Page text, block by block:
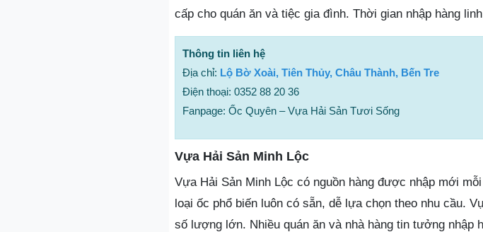
cấp cho quán ăn và tiệc gia đình. Thời gian nhập hàng
Thông tin liên hệ
Địa chỉ: Lộ Bờ Xoài, Tiên Thủy, Châu Thành, Bến Tre
Điện thoại: 0352 88 20 36
Fanpage: Ốc Quyên – Vựa Hải Sản Tươi Sống
Vựa Hải Sản Minh Lộc
Vựa Hải Sản Minh Lộc có nguồn hàng được nhập mới
loại ốc phổ biến luôn có sẵn, dễ lựa chọn theo nhu cầu.
số lượng lớn. Nhiều quán ăn và nhà hàng tin tưởng nhập